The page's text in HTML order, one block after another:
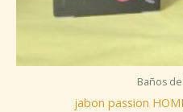
Baños
jabon passion